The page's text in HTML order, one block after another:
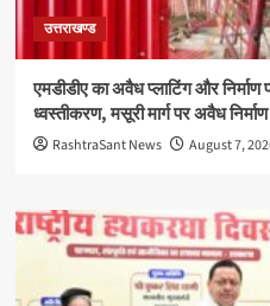
उत्तराखण्ड
एमडीडीए का अवैध प्लाटिंग और निर्माण
ध्वस्तीकरण, मसूरी मार्ग पर अवैध
RashtraSant News August 7,